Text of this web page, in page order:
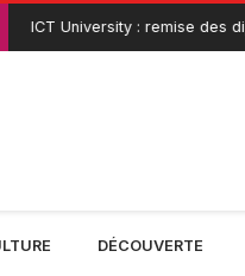
ICT University : remise des
DÉCOUVERTE